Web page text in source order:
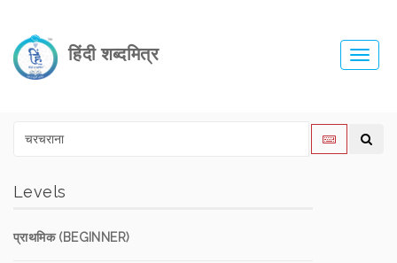
हिंदी शब्दमित्र
Levels
प्राथमिक (BEGINNER)